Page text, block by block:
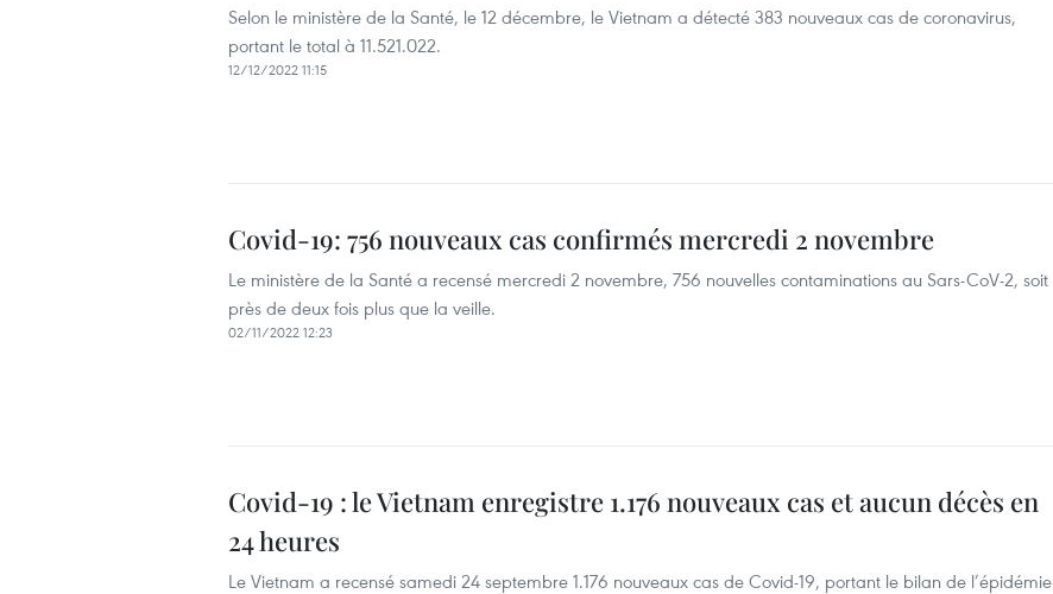
Selon le ministère de la Santé, le 12 décembre, le Vietnam a détecté 383 nouveaux cas de coronavirus,
portant le total à 11.521.022.
12/12/2022 11:15
Covid-19: 756 nouveaux cas confirmés mercredi 2 novembre
Le ministère de la Santé a recensé mercredi 2 novembre, 756 nouvelles contaminations au Sars-CoV-2, soit
près de deux fois plus que la veille.
02/11/2022 12:23
Covid-19 : le Vietnam enregistre 1.176 nouveaux cas et aucun décès en
24 heures
Le Vietnam a recensé samedi 24 septembre 1.176 nouveaux cas de Covid-19, portant le bilan de l’épidémie